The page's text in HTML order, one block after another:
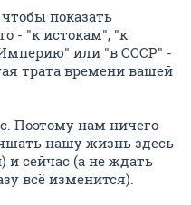
показать
- "к истокам", "к
или "в СССР" -
трата времени вашей
Поэтому нам ничего
нашу жизнь здесь
и сейчас (а не ждать
всё изменится).